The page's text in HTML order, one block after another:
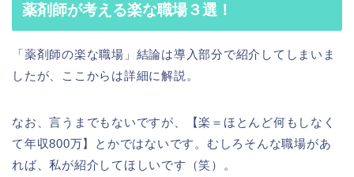
薬剤師が考える楽な職場３選！
「薬剤師の楽な職場」結論は導入部分で紹介してしまいま
したが、ここからは詳細に解説。
なお、言うまでもないですが、【楽＝ほとんど何もしなく
て年収800万】とかではないです。むしろそんな職場があ
れば、私が紹介してほしいです（笑）。